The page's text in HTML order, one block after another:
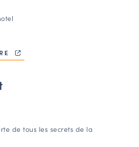
NAUDIN
FILTRÉE « ACTEURS »
de tous les secrets de la